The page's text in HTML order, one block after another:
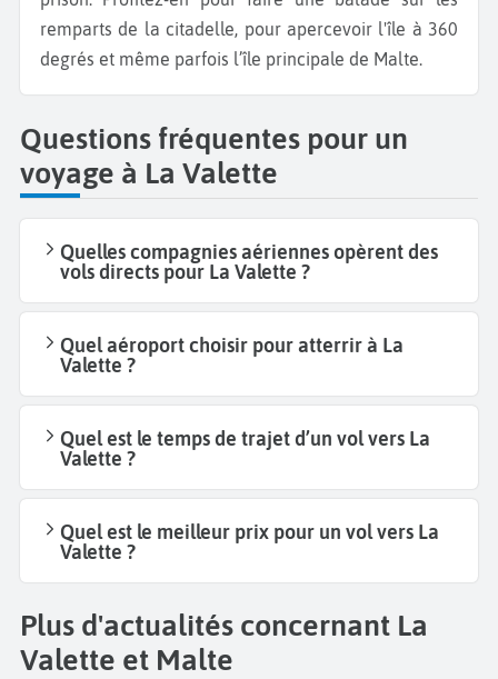
remparts de la citadelle, pour apercevoir l'île à 360
degrés et même parfois l’île principale de Malte.
Questions fréquentes pour un
voyage à La Valette
Quelles compagnies aériennes opèrent des
vols directs pour La Valette ?
Quel aéroport choisir pour atterrir à La
Valette ?
Quel est le temps de trajet d’un vol vers La
Valette ?
Quel est le meilleur prix pour un vol vers La
Valette ?
Plus d'actualités concernant La
Valette et Malte